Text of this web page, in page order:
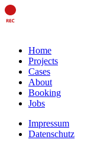
Home
Projects
Cases
About
Booking
Jobs
Impressum
Datenschutz